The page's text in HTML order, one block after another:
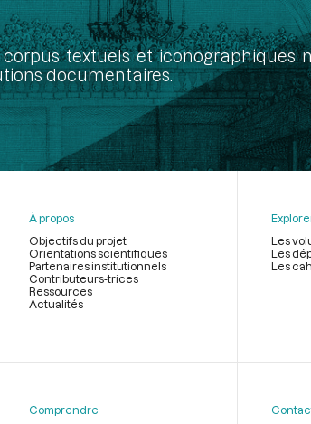
textuels et iconographiques
documentaires.
À propos
Objectifs du projet
Orientations scientifiques
Partenaires institutionnels
Contributeurs-trices
Ressources
Actualités
Les
Les
Les
Comprendre